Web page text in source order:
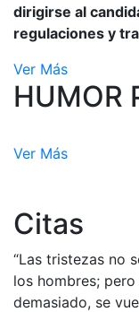
dirigirse al
regulaciones y
Ver Más
HUMOR
Ver Más
Citas
“Las tristezas no
los hombres;
demasiado, se